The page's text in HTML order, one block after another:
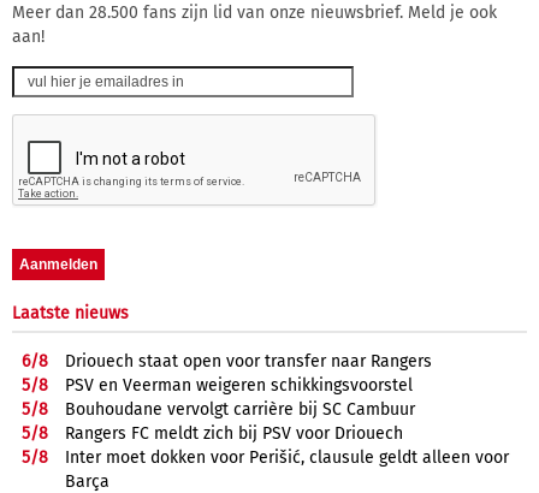
Meer dan 28.500 fans zijn lid van onze nieuwsbrief. Meld je ook
aan!
Laatste nieuws
6/8
Driouech staat open voor transfer naar Rangers
5/8
PSV en Veerman weigeren schikkingsvoorstel
5/8
Bouhoudane vervolgt carrière bij SC Cambuur
5/8
Rangers FC meldt zich bij PSV voor Driouech
5/8
Inter moet dokken voor Perišić, clausule geldt alleen voor
Barça